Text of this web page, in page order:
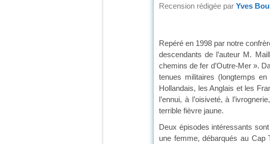
Recension rédigée par Yves
Repéré en 1998 par notre
descendants de l’auteur M.
chemins de fer d’Outre-Mer ».
tenues militaires (longtemps
Hollandais, les Anglais et les
l’ennui, à l’oisiveté, à
terrible fièvre jaune.
Deux épisodes intéressants
une femme, débarqués au Cap